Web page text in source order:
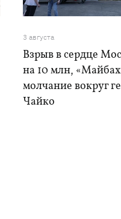
3 августа
Взрыв в сердце
на 10 млн,
молчание вокруг
Чайко